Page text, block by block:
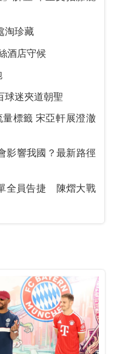
淘珍藏
數百粉絲酒店守候
迷夾道朝聖
影響我國？最新路徑
全員告捷 陳熠大戰